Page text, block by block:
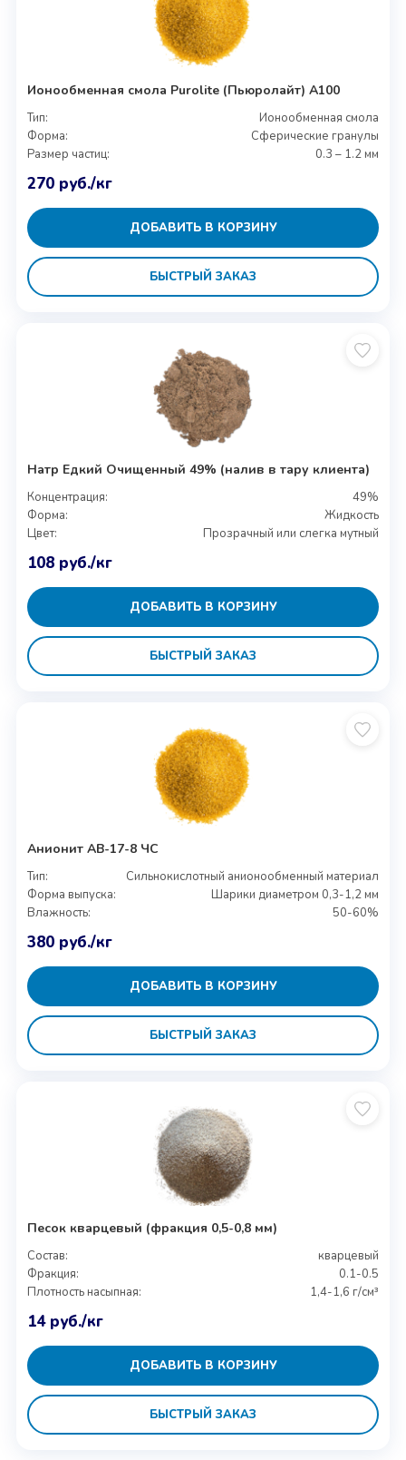
Ионообменная смола Purolite (Пьюролайт) A100
Тип:
Ионообменная смола
Форма:
Сферические гранулы
Размер частиц:
0.3 – 1.2 мм
270 руб./кг
ДОБАВИТЬ В КОРЗИНУ
БЫСТРЫЙ ЗАКАЗ
Натр Едкий Очищенный 49% (налив в тару клиента)
Концентрация:
49%
Форма:
Жидкость
Цвет:
Прозрачный или слегка мутный
108 руб./кг
ДОБАВИТЬ В КОРЗИНУ
БЫСТРЫЙ ЗАКАЗ
Анионит АВ-17-8 ЧС
Тип:
Сильнокислотный анионообменный материал
Форма выпуска:
Шарики диаметром 0,3-1,2 мм
Влажность:
50-60%
380 руб./кг
ДОБАВИТЬ В КОРЗИНУ
БЫСТРЫЙ ЗАКАЗ
Песок кварцевый (фракция 0,5-0,8 мм)
Состав:
кварцевый
Фракция:
0.1-0.5
Плотность насыпная:
1,4-1,6 г/см³
14 руб./кг
ДОБАВИТЬ В КОРЗИНУ
БЫСТРЫЙ ЗАКАЗ